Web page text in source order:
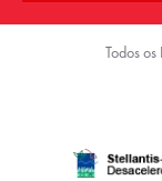
Todos os